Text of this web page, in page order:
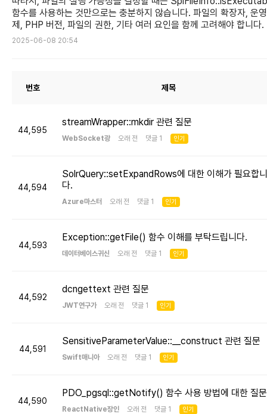
함수를 사용하는 것만으로는 충분하지 않습니다. 파일의 확장자, 운
제, PHP 버전, 파일의 권한, 기타 여러 요인을 함께 고려해야 합니다.
2025-06-08 20:54
번호 제목
44,595
streamWrapper::mkdir 관련 질문
WebSocket광 오래 전 댓글 1 인기
44,594
SolrQuery::setExpandRows에 대한 이해가 필요합니
다.
Azure마스터 오래 전 댓글 1 인기
44,593
Exception::getFile() 함수 이해를 부탁드립니다.
데이터베이스귀신 오래 전 댓글 1 인기
44,592
dcngettext 관련 질문
JWT연구가 오래 전 댓글 1 인기
44,591
SensitiveParameterValue::__construct 관련 질문
Swift매니아 오래 전 댓글 1 인기
44,590
PDO_pgsql::getNotify() 함수 사용 방법에 대한 질문
ReactNative장인 오래 전 댓글 1 인기